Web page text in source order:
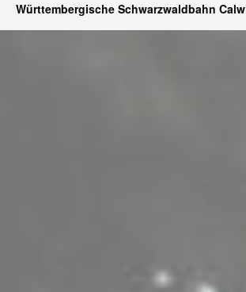
Württembergische Schwarzwaldbahn Calw